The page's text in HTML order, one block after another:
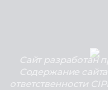
Сайт разработан
Содержание
ответственности